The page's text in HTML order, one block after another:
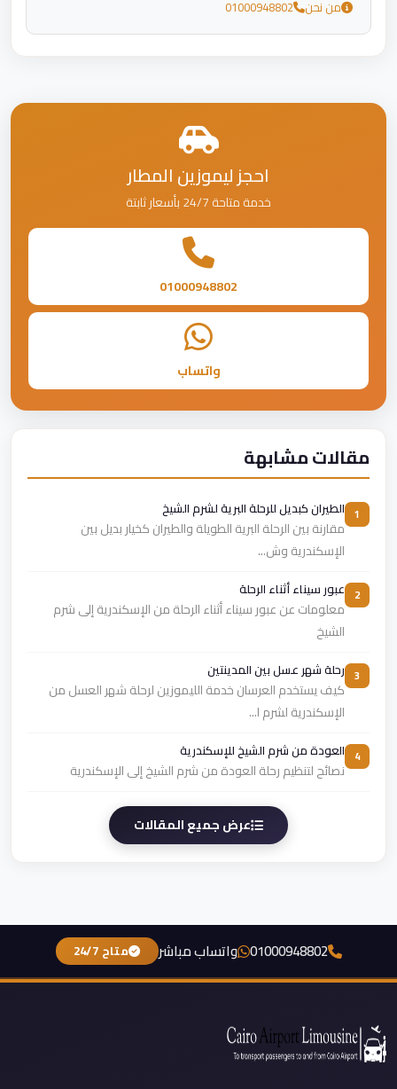
من نحن 01000948802
احجز ليموزين المطار
خدمة متاحة 24/7 بأسعار ثابتة
01000948802
واتساب
مقالات مشابهة
الطيران كبديل للرحلة البرية لشرم الشيخ
مقارنة بين الرحلة البرية الطويلة والطيران كخيار بديل بين
الإسكندرية وش...
عبور سيناء أثناء الرحلة
معلومات عن عبور سيناء أثناء الرحلة من الإسكندرية إلى شرم
الشيخ
رحلة شهر عسل بين المدينتين
كيف يستخدم العرسان خدمة الليموزين لرحلة شهر العسل من
الإسكندرية لشرم ا...
العودة من شرم الشيخ للإسكندرية
نصائح لتنظيم رحلة العودة من شرم الشيخ إلى الإسكندرية
عرض جميع المقالات
01000948802 واتساب مباشر متاح 24/7